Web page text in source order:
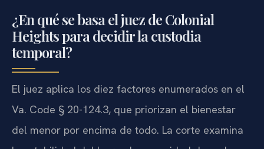
¿En qué se basa el juez de Colonial
Heights para decidir la custodia
temporal?
El juez aplica los diez factores enumerados en el
Va. Code § 20-124.3, que priorizan el bienestar
del menor por encima de todo. La corte examina